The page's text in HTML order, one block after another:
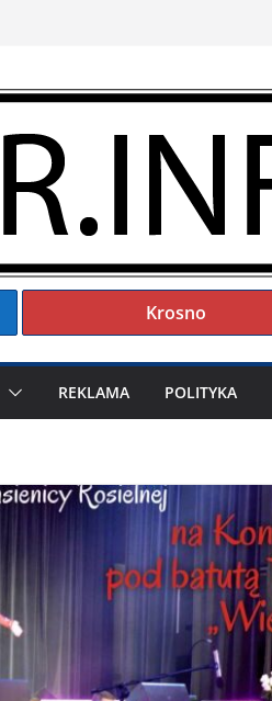
Krosno
REKLAMA POLITYKA